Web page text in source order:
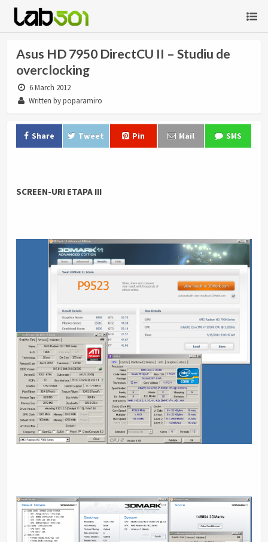
Asus HD 7950 DirectCU II – Studiu de
overclocking
6 March 2012
Written by poparamiro
Share Tweet Pin Mail SMS
SCREEN-URI ETAPA III